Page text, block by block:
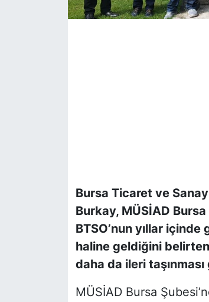
Bursa Ticaret ve
Burkay, MÜSİAD
BTSO’nun yıllar
haline geldiğini
daha da ileri
MÜSİAD Bursa